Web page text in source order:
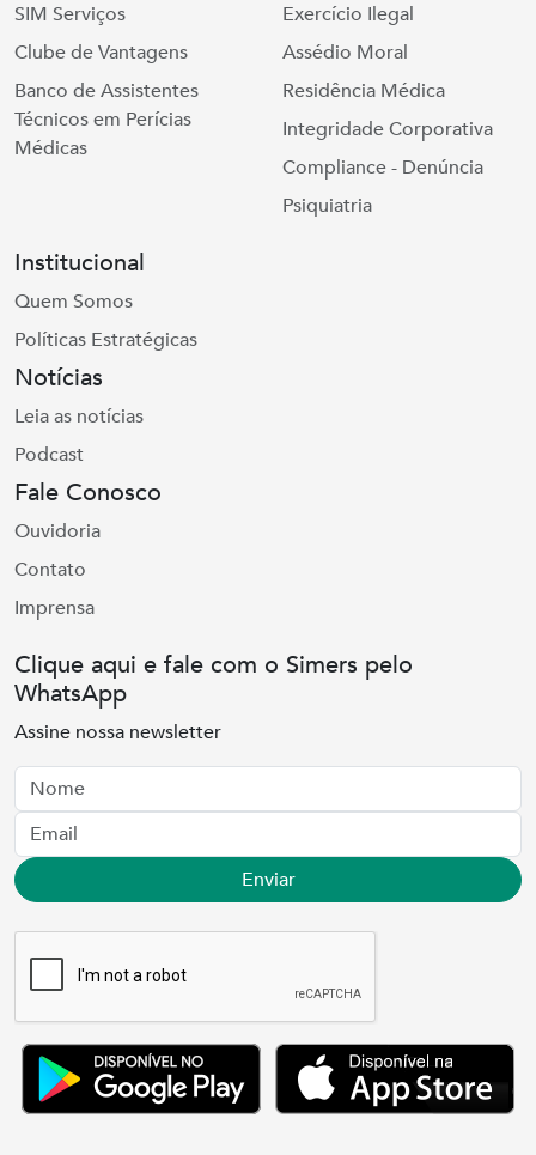
SIM Serviços
Clube de Vantagens
Banco de Assistentes
Técnicos em Perícias
Médicas
Exercício Ilegal
Assédio Moral
Residência Médica
Integridade Corporativa
Compliance - Denúncia
Psiquiatria
Institucional
Quem Somos
Políticas Estratégicas
Notícias
Leia as notícias
Podcast
Fale Conosco
Ouvidoria
Contato
Imprensa
Clique aqui e fale com o Simers pelo
WhatsApp
Assine nossa newsletter
Nome
Email
Enviar